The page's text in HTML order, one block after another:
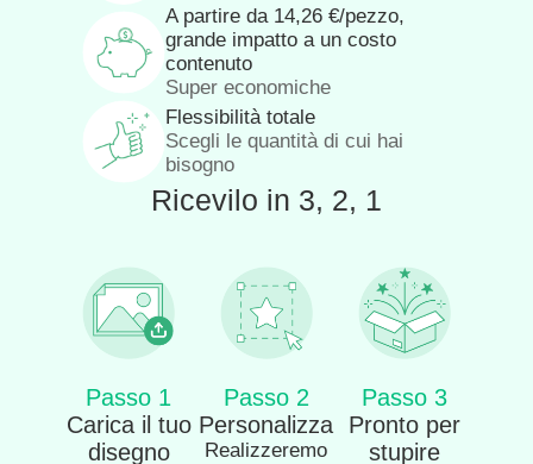
A partire da 14,26 €/pezzo,
grande impatto a un costo
contenuto
Super economiche
Flessibilità totale
Scegli le quantità di cui hai
bisogno
Ricevilo in 3, 2, 1
Passo 1
Carica il tuo
disegno
Passo 2
Personalizza
Realizzeremo
Passo 3
Pronto per
stupire